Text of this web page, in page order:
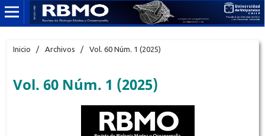
Inicio / Archivos / Vol. 60 Núm. 1 (2025)
Vol. 60 Núm. 1 (2025)